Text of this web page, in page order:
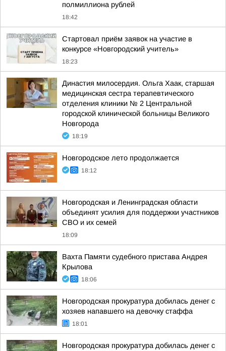
полмиллиона рублей
18:42
Стартовал приём заявок на участие в
конкурсе «Новгородский учитель»
18:23
Династия милосердия. Ольга Хаак, старшая
медицинская сестра терапевтического
отделения клиники № 2 Центральной
городской клинической больницы Великого
Новгорода
18:19
Новгородское лето продолжается
18:12
Новгородская и Ленинградская области
объединят усилия для поддержки участников
СВО и их семей
18:09
Вахта Памяти судебного пристава Андрея
Крылова
18:06
Новгородская прокуратура добилась денег с
хозяев напавшего на девочку стаффа
18:01
Новгородская прокуратура добилась денег с